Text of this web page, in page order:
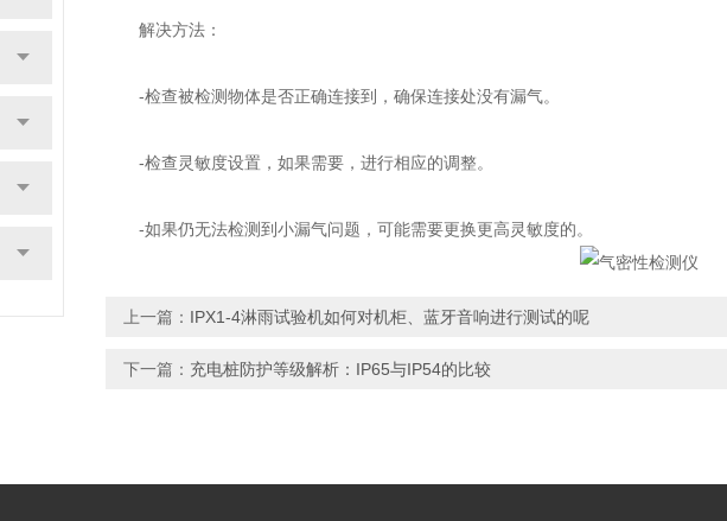
解决方法：
-检查被检测物体是否正确连接到，确保连接处没有漏气。
-检查灵敏度设置，如果需要，进行相应的调整。
-如果仍无法检测到小漏气问题，可能需要更换更高灵敏度的。
上一篇： IPX1-4淋雨试验机如何对机柜、蓝牙音响进行测试的呢
下一篇： 充电桩防护等级解析：IP65与IP54的比较